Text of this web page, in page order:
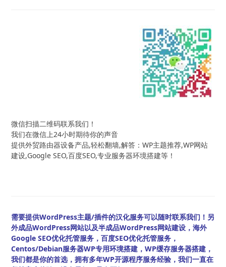
微信扫描二维码联系我们！
我们在微信上24小时期待你的声音
提供外贸路由器设备产品,轻松翻墙,解答：WP主题推荐,WP网站
建设,Google SEO,百度SEO,专业服务器环境搭建等！
需要提供WordPress主题/插件的汉化服务可以随时联系我们！另
外成品WordPress网站以及半成品WordPress网站建设，海外
Google SEO优化托管服务，百度SEO优化托管服务，
Centos/Debian服务器WP专用环境搭建，WP缓存服务器搭建，
我们都是你的首选，拥有多年WP开源程序服务经验，我们一直在